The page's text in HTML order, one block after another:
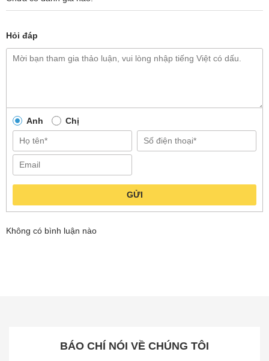
Tần số quét 200Hz làm chủ mọi chuyển động
nhòe hình. Đây là lợi thế quan trọng giúp game thủ
Hỏi đáp
Anh Chị
GỬI
Không có bình luận nào
BÁO CHÍ NÓI VỀ CHÚNG TÔI